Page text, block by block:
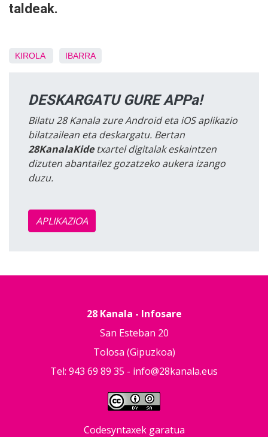
taldeak.
KIROLA IBARRA
DESKARGATU GURE APPa!
Bilatu 28 Kanala zure Android eta iOS aplikazio
bilatzailean eta deskargatu. Bertan
28KanalaKidetxartel digitalak eskaintzen
dizuten abantailez gozatzeko aukera izango
duzu.
APLIKAZIOA
28 Kanala - Infosare
San Esteban 20
Tolosa (Gipuzkoa)
Tel: 943 69 89 35 - info@28kanala.eus
Codesyntaxek garatua